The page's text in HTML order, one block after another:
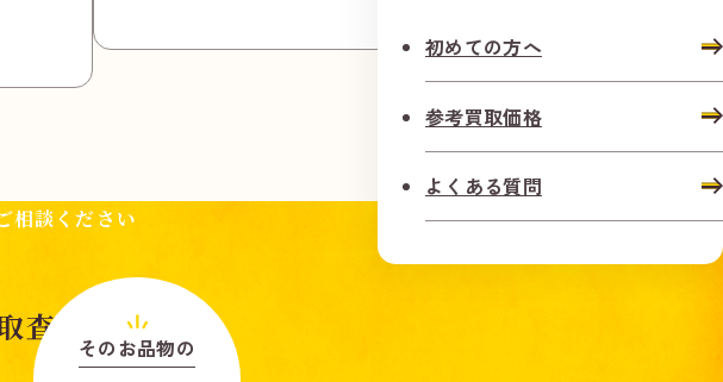
相談ください
そのお品物の
査定
初めての方へ
参考買取価格
よくある質問